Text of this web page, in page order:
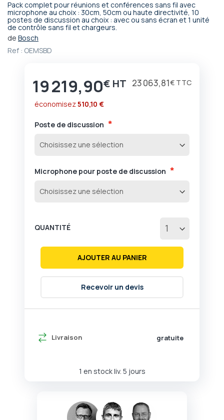
Pack complet pour réunions et conférences sans fil avec
microphone au choix : 30cm, 50cm ou haute directivité, 10
postes de discussion au choix : avec ou sans écran et 1 unité
de contrôle sans fil et chargeurs.
de Bosch
Ref : OEMSBD
Livraison gratuite
19 219,90€ 23 063,81€
économisez510,10 €
Poste de discussion
Microphone pour poste de discussion
1 en stock liv. 5 jours
QUANTITÉ
AJOUTER AU PANIER
Recevoir un devis
Passer
au
début
de
la